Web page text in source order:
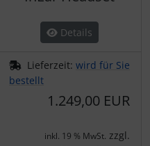
Details
Lieferzeit: wird für Sie
bestellt
1.249,00 EUR
inkl. 19 % MwSt. zzgl.